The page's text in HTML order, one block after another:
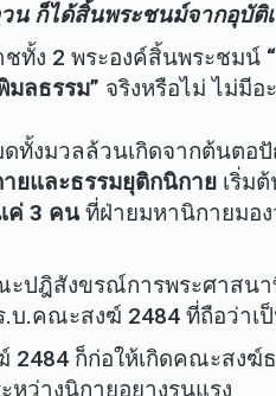
ก็ได้สิ้นพระชนม์จากอุบัติเ
ทั้ง 2 พระองค์สิ้นพระชมน์
มลธรรม” จริงหรือไม่ ไม่มีอ
วลล้วนเกิดจากต้นตอปัญ
ยและธรรมยุติกนิกาย เริ่ม
ค่ 3 คนที่ฝ่ายมหานิกายมอง
งขรณ์การพระศาสนาที่
.บ.คณะสงฆ์ 2484 ที่ถือว่า
ก็ก่อให้เกิดคณะสงฆ์ธร
หว่างนิกายอยางรุนแรง